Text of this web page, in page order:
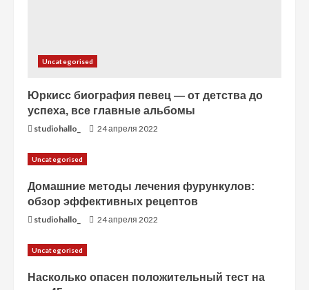
Uncategorised
Юркисс биография певец — от детства до
успеха, все главные альбомы
studiohallo_ 24 апреля 2022
Uncategorised
Домашние методы лечения фурункулов:
обзор эффективных рецептов
studiohallo_ 24 апреля 2022
Uncategorised
Насколько опасен положительный тест на